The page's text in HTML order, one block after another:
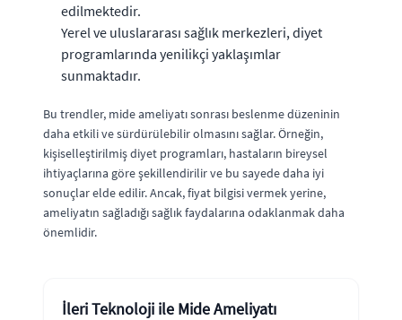
edilmektedir.
Yerel ve uluslararası sağlık merkezleri, diyet
programlarında yenilikçi yaklaşımlar
sunmaktadır.
Bu trendler, mide ameliyatı sonrası beslenme düzeninin
daha etkili ve sürdürülebilir olmasını sağlar. Örneğin,
kişiselleştirilmiş diyet programları, hastaların bireysel
ihtiyaçlarına göre şekillendirilir ve bu sayede daha iyi
sonuçlar elde edilir. Ancak, fiyat bilgisi vermek yerine,
ameliyatın sağladığı sağlık faydalarına odaklanmak daha
önemlidir.
İleri Teknoloji ile Mide Ameliyatı